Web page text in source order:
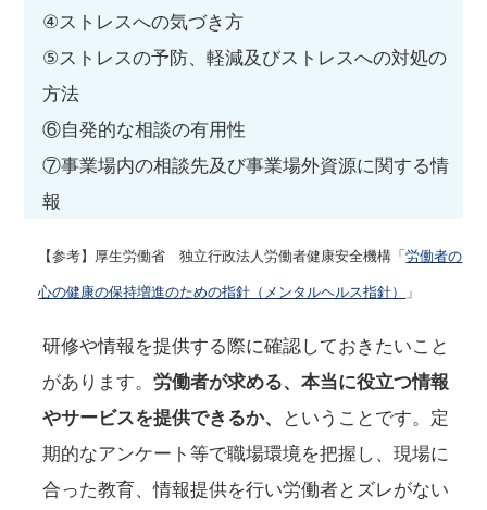
④ストレスへの気づき方
⑤ストレスの予防、軽減及びストレスへの対処の
方法
⑥自発的な相談の有用性
⑦事業場内の相談先及び事業場外資源に関する情
報
【参考】厚生労働省 独立行政法人労働者健康安全機構「労働者の
心の健康の保持増進のための指針（メンタルヘルス指針）
」
研修や情報を提供する際に確認しておきたいこと
があります。労働者が求める、本当に役立つ情報
やサービスを提供できるか、
ということです。定
期的なアンケート等で職場環境を把握し、現場に
合った教育、情報提供を行い労働者とズレがない